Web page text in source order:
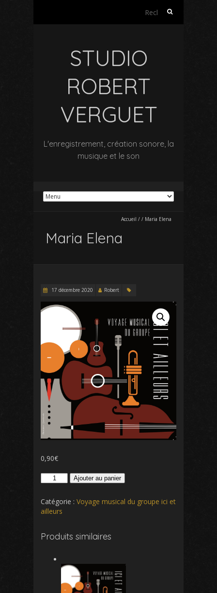
Rechercher :
STUDIO
ROBERT
VERGUET
L'enregistrement, création sonore, la
musique et le son
Accueil / / Maria Elena
Maria Elena
17 décembre 2020 Robert
0,90€
quantité
Maria
Elena
Ajouter au panier
Catégorie : Voyage musical du groupe ici et
ailleurs
Produits similaires